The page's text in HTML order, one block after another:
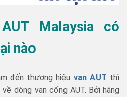
Malaysia có
nào
đến thương hiệu van AUT thì
dòng van cổng AUT. Bởi hãng